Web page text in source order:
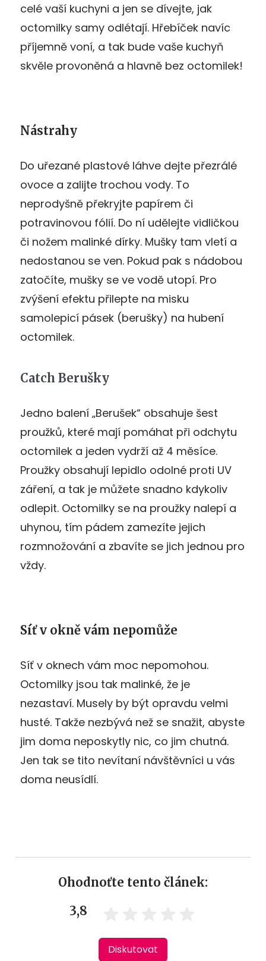
celé vaší kuchyni a jen se dívejte, jak
octomilky samy odlétají. Hřebíček navíc
příjemně voní, a tak bude vaše kuchyň
skvěle provoněná a hlavně bez octomilek!
Nástrahy
Do uřezané plastové láhve dejte přezrálé
ovoce a zalijte trochou vody. To
neprodyšně překryjte papírem či
potravinovou fólií. Do ní udělejte vidličkou
či nožem malinké dírky. Mušky tam vletí a
nedostanou se ven. Pokud pak s nádobou
zatočíte, mušky se ve vodě utopí. Pro
zvýšení efektu přilepte na misku
samolepicí pásek (berušky) na hubení
octomilek.
Catch Berušky
Jedno balení „Berušek“ obsahuje šest
proužků, které mají pomáhat při odchytu
octomilek a jeden vydrží až 4 měsíce.
Proužky obsahují lepidlo odolné proti UV
záření, a tak je můžete snadno kdykoliv
odlepit. Octomilky se na proužky nalepí a
uhynou, tím pádem zamezíte jejich
rozmnožování a zbavíte se jich jednou pro
vždy.
Síť v okně vám nepomůže
Síť v oknech vám moc nepomohou.
Octomilky jsou tak malinké, že je
nezastaví. Musely by být opravdu velmi
husté. Takže nezbývá než se snažit, abyste
jim doma neposkytly nic, co jim chutná.
Jen tak se tito nevítaní návštěvníci u vás
doma neusídlí.
Ohodnoťte tento článek:
3,8
Diskutovat